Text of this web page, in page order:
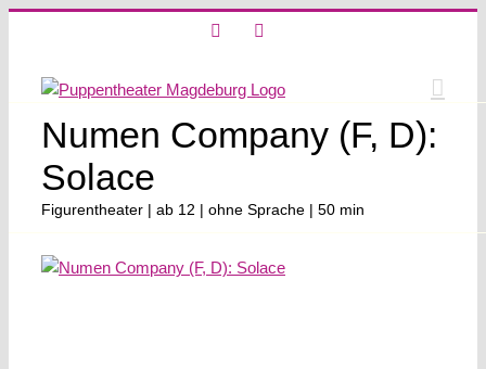
Numen Company (F, D):
Solace
Figurentheater | ab 12 | ohne Sprache | 50 min
View